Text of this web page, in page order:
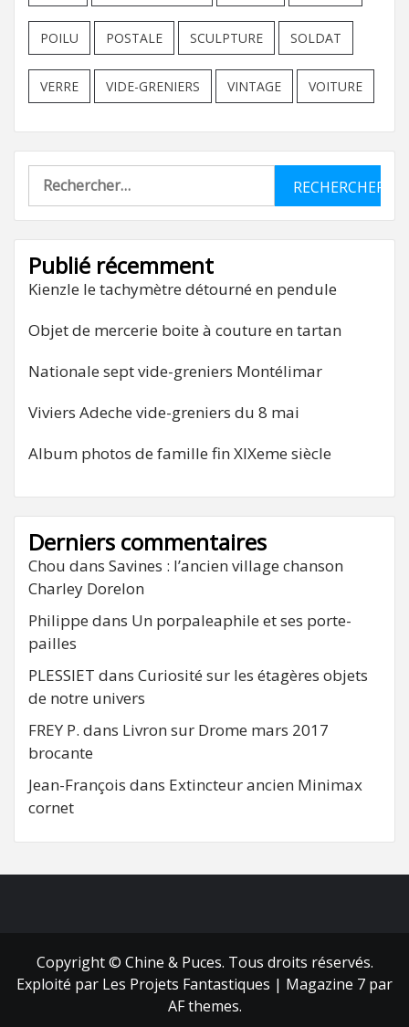
POILU POSTALE SCULPTURE SOLDAT
VERRE VIDE-GRENIERS VINTAGE VOITURE
Rechercher :
Publié récemment
Kienzle le tachymètre détourné en pendule
Objet de mercerie boite à couture en tartan
Nationale sept vide-greniers Montélimar
Viviers Adeche vide-greniers du 8 mai
Album photos de famille fin XIXeme siècle
Derniers commentaires
Chou dans Savines : l’ancien village chanson
Charley Dorelon
Philippe dans Un porpaleaphile et ses porte-
pailles
PLESSIET dans Curiosité sur les étagères objets
de notre univers
FREY P. dans Livron sur Drome mars 2017
brocante
Jean-François dans Extincteur ancien Minimax
cornet
Copyright © Chine & Puces. Tous droits réservés.
Exploité par Les Projets Fantastiques | Magazine 7 par
AF themes.